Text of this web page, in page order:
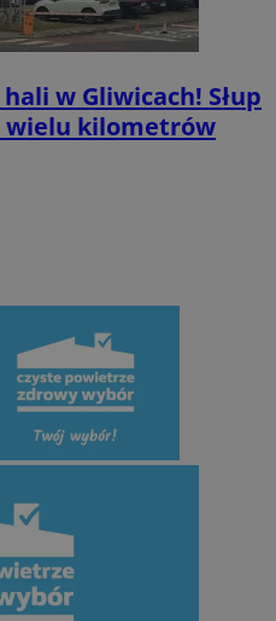
w Gliwicach! Słup
wielu kilometrów